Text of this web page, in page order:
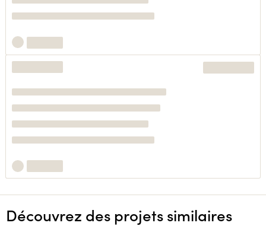
Découvrez des projets similaires